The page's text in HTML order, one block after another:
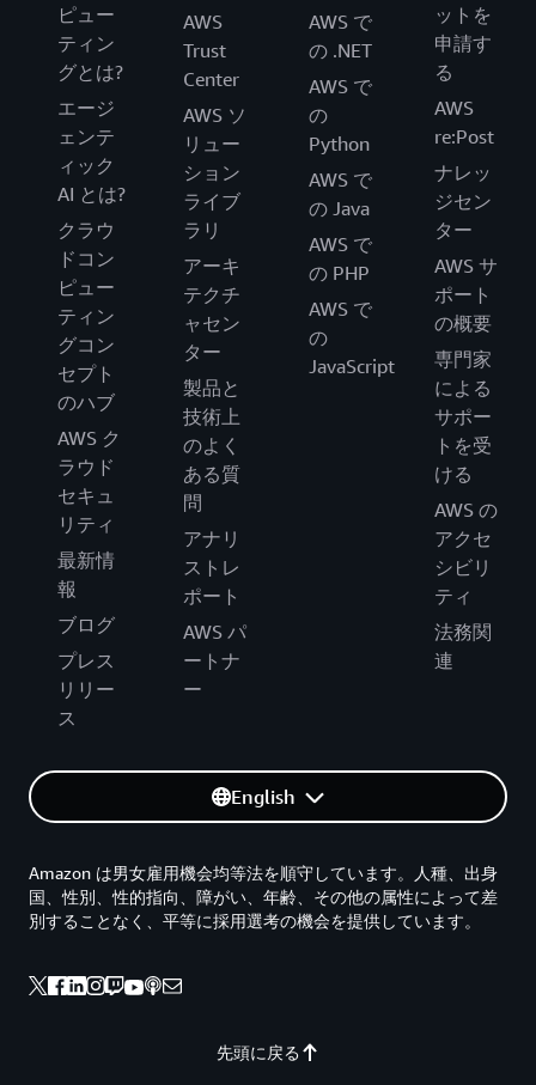
ピュー
ティン
グとは?
エージ
ェンテ
ィック
AI とは?
クラウ
ドコン
ピュー
ティン
グコン
セプト
のハブ
AWS ク
ラウド
セキュ
リティ
最新情
報
ブログ
プレス
リリー
ス
AWS
Trust
Center
AWS ソ
リュー
ション
ライブ
ラリ
アーキ
テクチ
ャセン
ター
製品と
技術上
のよく
ある質
問
アナリ
ストレ
ポート
AWS パ
ートナ
ー
AWS で
の .NET
AWS で
の
Python
AWS で
の Java
AWS で
の PHP
AWS で
の
JavaScript
ットを
申請す
る
AWS
re:Post
ナレッ
ジセン
ター
AWS サ
ポート
の概要
専門家
による
サポー
トを受
ける
AWS の
アクセ
シビリ
ティ
法務関
連
English
先頭に戻る
Amazon は男女雇用機会均等法を順守しています。人種、出身
国、性別、性的指向、障がい、年齢、その他の属性によって差
別することなく、平等に採用選考の機会を提供しています。